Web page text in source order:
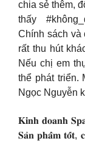
chia sẻ thêm,
thấy
Chính sách và
rất thu hút
Nếu chị em
thể phát triển.
Ngọc Nguyễn
𝐊𝐢𝐧𝐡 𝐝𝐨𝐚𝐧𝐡
𝐒𝐚̉𝐧 𝐩𝐡𝐚̂̉𝐦 𝐭𝐨̂́𝐭,